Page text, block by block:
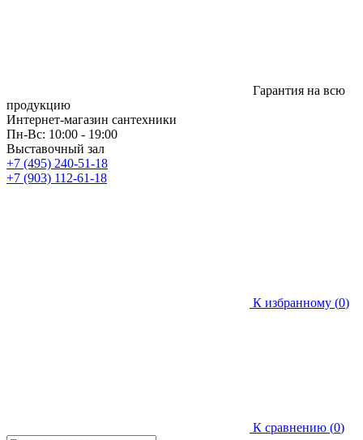
Гарантия на всю
продукцию
Интернет-магазин сантехники
Пн-Вс: 10:00 - 19:00
Выставочный зал
+7 (495) 240-51-18
+7 (903) 112-61-18
К избранному (0)
К сравнению (0)